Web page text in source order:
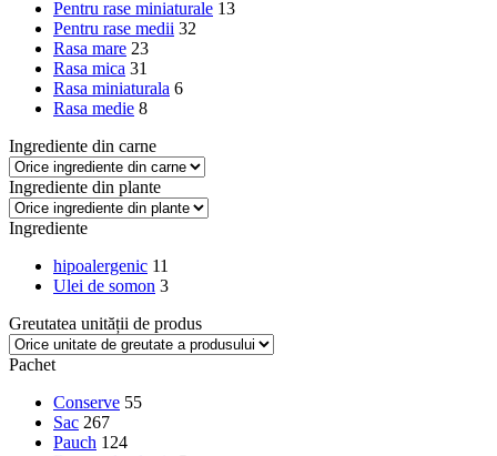
Pentru rase miniaturale 13
Pentru rase medii 32
Rasa mare 23
Rasa mica 31
Rasa miniaturala 6
Rasa medie 8
Ingrediente din carne
Ingrediente din plante
Ingrediente
hipoalergenic 11
Ulei de somon 3
Greutatea unității de produs
Pachet
Conserve 55
Sac 267
Pauch 124